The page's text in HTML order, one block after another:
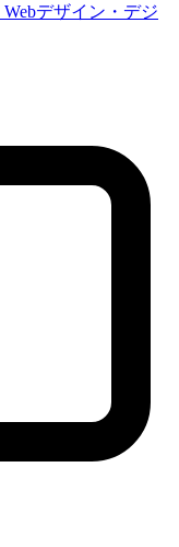
Webデザイン・デジ